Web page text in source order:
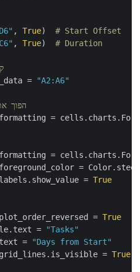
, True) # Start Offset
, True) # Duration
=
"A2:A6"
# הפוך
=
=
=
= True
= True
=
"Tasks"
=
"Days from Start"
= True